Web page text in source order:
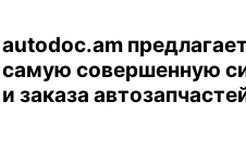
autodoc.am
самую совершенную
и заказа